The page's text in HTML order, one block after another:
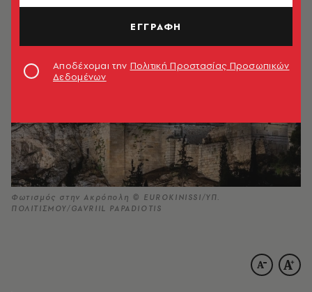
Φωτισμός στην Ακρόπολη © EUROKINISSI/ΥΠ.
ΠΟΛΙΤΙΣΜΟΥ/GAVRIIL PAPADIOTIS
ΕΓΓΡΑΦΗ
Αποδέχομαι την Πολιτική Προστασίας Προσωπικών
Δεδομένων